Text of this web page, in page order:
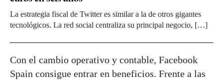
La estrategia fiscal de Twitter es similar a la de otros gigantes
tecnológicos. La red social centraliza su principal negocio, […]
Con el cambio operativo y contable, Facebook
Spain consigue entrar en beneficios. Frente a las